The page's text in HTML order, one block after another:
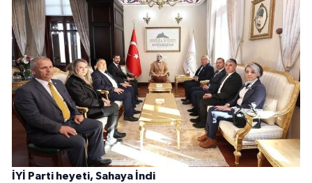
İYİ Parti heyeti, Sahaya İndi